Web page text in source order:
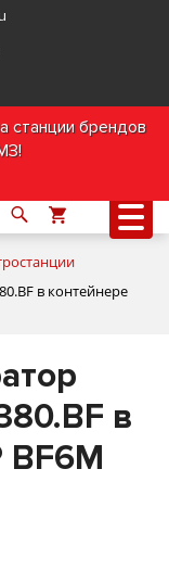
станции брендов
в контейнере
в